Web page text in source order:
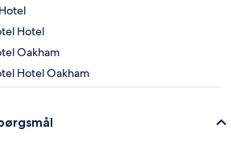
Hotel
Oakham
Hotel Oakham